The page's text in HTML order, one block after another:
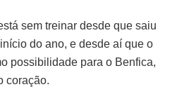
sem treinar desde que saiu
do ano, e desde aí que o
possibilidade para o Benfica,
coração.